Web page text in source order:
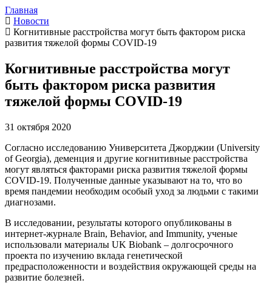
Главная
Новости
Когнитивные расстройства могут быть фактором риска
развития тяжелой формы COVID-19
Когнитивные расстройства могут
быть фактором риска развития
тяжелой формы COVID-19
31 октября 2020
Согласно исследованию Университета Джорджии (University
of Georgia), деменция и другие когнитивные расстройства
могут являться факторами риска развития тяжелой формы
COVID-19. Полученные данные указывают на то, что во
время пандемии необходим особый уход за людьми с такими
диагнозами.
В исследовании, результаты которого опубликованы в
интернет-журнале Brain, Behavior, and Immunity, ученые
использовали материалы UK Biobank – долгосрочного
проекта по изучению вклада генетической
предрасположенности и воздействия окружающей среды на
развитие болезней.